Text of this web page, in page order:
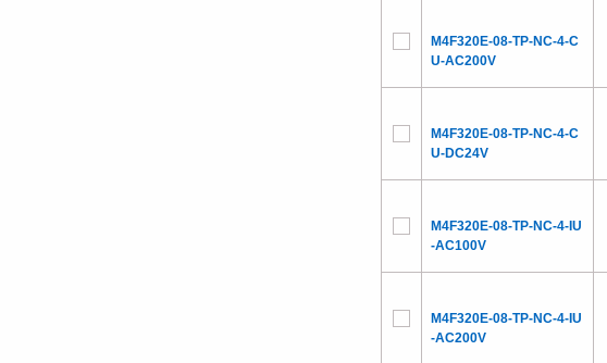
M4F320E-08-TP-NC-4-C
U-AC200V
M4F320E-08-TP-NC-4-C
U-DC24V
M4F320E-08-TP-NC-4-IU
-AC100V
M4F320E-08-TP-NC-4-IU
-AC200V